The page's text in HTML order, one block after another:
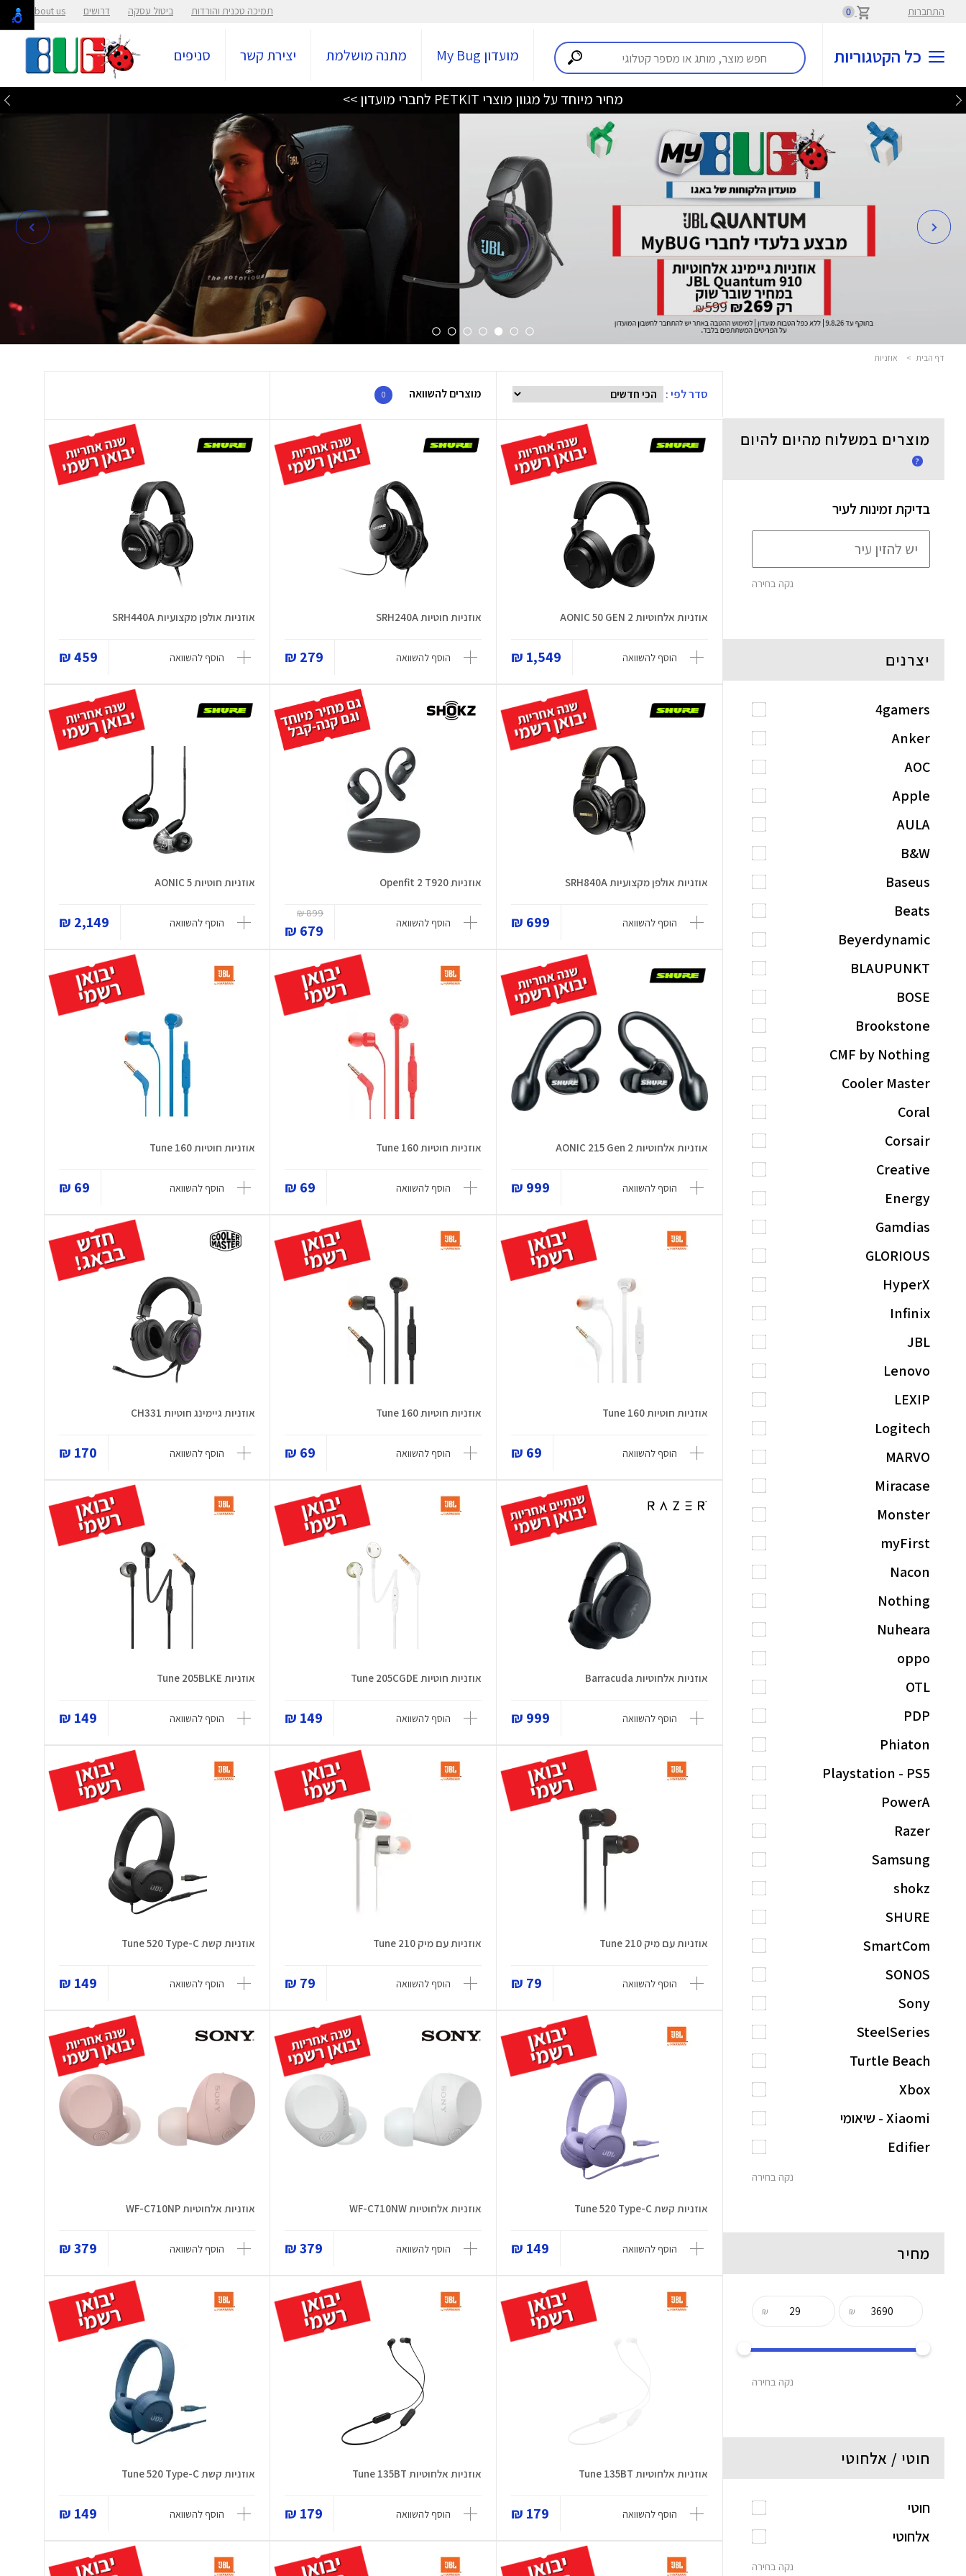
התחברות 0 תמיכה טכנית והורדות ביטול עסקה דרושים About us
כל הקטגוריות מועדון My Bug מתנה מושלמת יצירת קשר סניפים
מחיר מיוחד על מגוון מוצרי PETKIT לחברי מועדון >>
דף הבית > אוזניות
סדר לפי : מוצרים להשוואה 0
אוזניות אלחוטיות AONIC 50 GEN 2
הוסף להשוואה 1,549 ₪
אוזניות חוטיות SRH240A
הוסף להשוואה 279 ₪
אוזניות אולפן מקצועיות SRH440A
הוסף להשוואה 459 ₪
אוזניות אולפן מקצועיות SRH840A
הוסף להשוואה 699 ₪
אוזניות Openfit 2 T920
הוסף להשוואה
899 ₪
679 ₪
אוזניות חוטיות AONIC 5
הוסף להשוואה 2,149 ₪
אוזניות אלחוטיות AONIC 215 Gen 2
הוסף להשוואה 999 ₪
אוזניות חוטיות Tune 160
הוסף להשוואה 69 ₪
אוזניות חוטיות Tune 160
הוסף להשוואה 69 ₪
אוזניות חוטיות Tune 160
הוסף להשוואה 69 ₪
אוזניות חוטיות Tune 160
הוסף להשוואה 69 ₪
אוזניות גיימינג חוטיות CH331
הוסף להשוואה 170 ₪
אוזניות אלחוטיות Barracuda
הוסף להשוואה 999 ₪
אוזניות חוטיות Tune 205CGDE
הוסף להשוואה 149 ₪
אוזניות Tune 205BLKE
הוסף להשוואה 149 ₪
אוזניות עם מיק Tune 210
הוסף להשוואה 79 ₪
אוזניות עם מיק Tune 210
הוסף להשוואה 79 ₪
אוזניות קשת Tune 520 Type-C
הוסף להשוואה 149 ₪
אוזניות קשת Tune 520 Type-C
הוסף להשוואה 149 ₪
אוזניות אלחוטיות WF-C710NW
הוסף להשוואה 379 ₪
אוזניות אלחוטיות WF-C710NP
הוסף להשוואה 379 ₪
אוזניות אלחוטיות Tune 135BT
הוסף להשוואה 179 ₪
אוזניות אלחוטיות Tune 135BT
הוסף להשוואה 179 ₪
אוזניות קשת Tune 520 Type-C
הוסף להשוואה 149 ₪
מוצרים במשלוח מהיום להיום
?
בדיקת זמינות לעיר
נקה בחירה
יצרנים
4gamers
Anker
AOC
Apple
AULA
B&W
Baseus
Beats
Beyerdynamic
BLAUPUNKT
BOSE
Brookstone
CMF by Nothing
Cooler Master
Coral
Corsair
Creative
Energy
Gamdias
GLORIOUS
HyperX
Infinix
JBL
Lenovo
LEXIP
Logitech
MARVO
Miracase
Monster
myFirst
Nacon
Nothing
Nuheara
oppo
OTL
PDP
Phiaton
Playstation - PS5
PowerA
Razer
Samsung
shokz
SHURE
SmartCom
SONOS
Sony
SteelSeries
Turtle Beach
Xbox
Xiaomi - שיאומי
Edifier
נקה בחירה
מחיר
₪
₪
נקה בחירה
חוטי / אלחוטי
חוטי
אלחוטי
נקה בחירה